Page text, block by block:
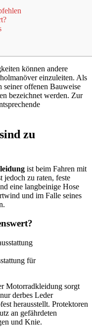
können andere
einzuleiten. Als
seiner offenen Bauweise
bezeichnet werden. Zur
zu
ist beim Fahren mit
jedoch zu raten, feste
eine langbeinige Hose
und im Falle seines
für
Motorradkleidung sorgt
derbes Leder
herausstellt. Protektoren
an gefährdeten
und Knie.